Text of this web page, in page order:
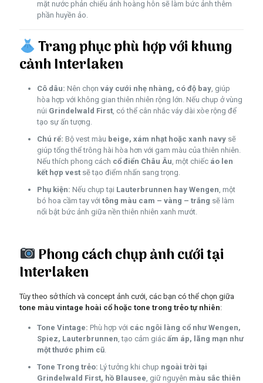
mặt nước phản chiếu ánh hoàng hôn sẽ làm bức ảnh thêm
phần huyền ảo.
Trang phục phù hợp với khung
cảnh Interlaken
Cô dâu: Nên chọn váy cưới nhẹ nhàng, có độ bay, giúp
hòa hợp với không gian thiên nhiên rộng lớn. Nếu chụp ở vùng
núi Grindelwald First, có thể cân nhắc váy dài xòe rộng để
tạo sự ấn tượng.
Chú rể: Bộ vest màu beige, xám nhạt hoặc xanh navy sẽ
giúp tổng thể trông hài hòa hơn với gam màu của thiên nhiên.
Nếu thích phong cách cổ điển Châu Âu, một chiếc áo len
kết hợp vest sẽ tạo điểm nhấn sang trọng.
Phụ kiện: Nếu chụp tại Lauterbrunnen hay Wengen, một
bó hoa cầm tay với tông màu cam – vàng – trắng sẽ làm
nổi bật bức ảnh giữa nền thiên nhiên xanh mướt.
Phong cách chụp ảnh cưới tại
Interlaken
Tùy theo sở thích và concept ảnh cưới, các bạn có thể chọn giữa
tone màu vintage hoài cổ hoặc tone trong trẻo tự nhiên:
Tone Vintage: Phù hợp với các ngôi làng cổ như Wengen,
Spiez, Lauterbrunnen , tạo cảm giác ấm áp, lãng mạn như
một thước phim cũ
Tone Trong trẻo: Lý tưởng khi chụp ngoài trời tại
Grindelwald First, hồ Blausee , giữ nguyên màu sắc thiên